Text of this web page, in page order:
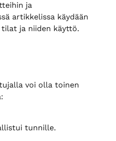
ja
artikkelissa käydään
ja niiden käyttö.
voi olla toinen
tunnille.